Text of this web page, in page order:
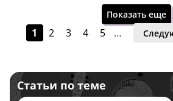
Показать еще
1 2 3 4 5 …
Статьи по теме